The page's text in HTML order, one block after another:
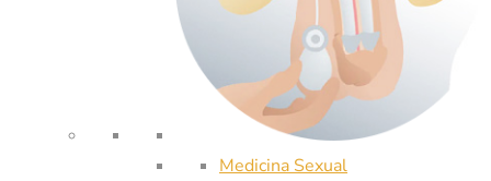
Medicina Sexual